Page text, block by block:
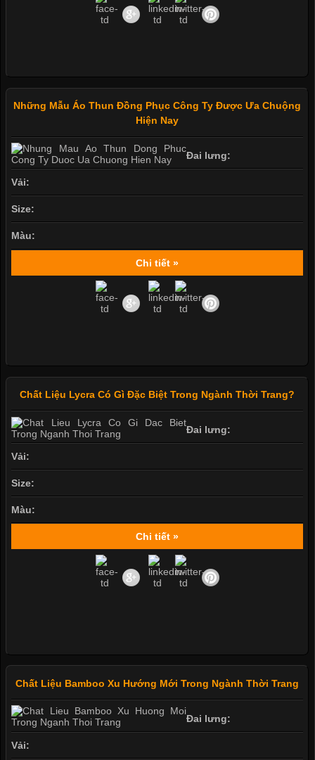
Những Mẫu Áo Thun Đồng Phục Công Ty Được Ưa Chuộng
Hiện Nay
Đai lưng:
Vải:
Size:
Màu:
Chi tiết »
Chất Liệu Lycra Có Gì Đặc Biệt Trong Ngành Thời Trang?
Đai lưng:
Vải:
Size:
Màu:
Chi tiết »
Chất Liệu Bamboo Xu Hướng Mới Trong Ngành Thời Trang
Đai lưng:
Vải: